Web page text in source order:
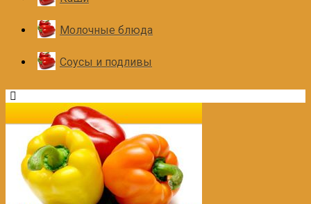
Молочные блюда
Соусы и подливы